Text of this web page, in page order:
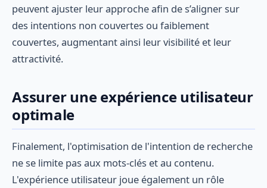
peuvent ajuster leur approche afin de s’aligner sur
des intentions non couvertes ou faiblement
couvertes, augmentant ainsi leur visibilité et leur
attractivité.
Assurer une expérience utilisateur
optimale
Finalement, l'optimisation de l'intention de recherche
ne se limite pas aux mots-clés et au contenu.
L'expérience utilisateur joue également un rôle